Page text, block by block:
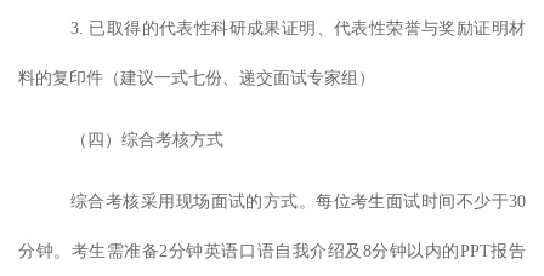
3. 已取得的代表性科研成果证明、代表性荣誉与奖励证明材
料的复印件（建议一式七份、递交面试专家组）
（四）综合考核方式
综合考核采用现场面试的方式。每位考生面试时间不少于30
分钟。考生需准备2分钟英语口语自我介绍及 8分钟以内的PPT报告